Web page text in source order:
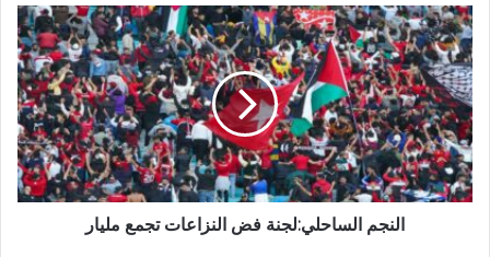
النجم الساحلي:لجنة فض النزاعات تجمع مليار